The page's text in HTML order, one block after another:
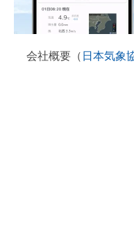
会社概要（ 日本気象